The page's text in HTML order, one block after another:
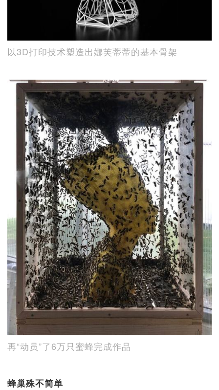
以3D打印技术塑造出娜芙蒂蒂的基本骨架
再“动员”了6万只蜜蜂完成作品
蜂巢殊不简单